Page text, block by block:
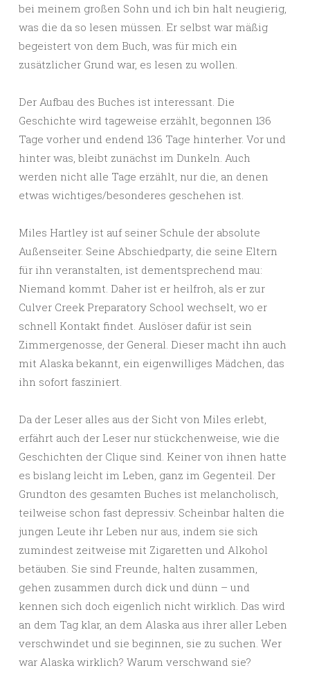
bei meinem großen Sohn und ich bin halt neugierig,
was die da so lesen müssen. Er selbst war mäßig
begeistert von dem Buch, was für mich ein
zusätzlicher Grund war, es lesen zu wollen.
Der Aufbau des Buches ist interessant. Die
Geschichte wird tageweise erzählt, begonnen 136
Tage vorher und endend 136 Tage hinterher. Vor und
hinter was, bleibt zunächst im Dunkeln. Auch
werden nicht alle Tage erzählt, nur die, an denen
etwas wichtiges/besonderes geschehen ist.
Miles Hartley ist auf seiner Schule der absolute
Außenseiter. Seine Abschiedparty, die seine Eltern
für ihn veranstalten, ist dementsprechend mau:
Niemand kommt. Daher ist er heilfroh, als er zur
Culver Creek Preparatory School wechselt, wo er
schnell Kontakt findet. Auslöser dafür ist sein
Zimmergenosse, der General. Dieser macht ihn auch
mit Alaska bekannt, ein eigenwilliges Mädchen, das
ihn sofort fasziniert.
Da der Leser alles aus der Sicht von Miles erlebt,
erfährt auch der Leser nur stückchenweise, wie die
Geschichten der Clique sind. Keiner von ihnen hatte
es bislang leicht im Leben, ganz im Gegenteil. Der
Grundton des gesamten Buches ist melancholisch,
teilweise schon fast depressiv. Scheinbar halten die
jungen Leute ihr Leben nur aus, indem sie sich
zumindest zeitweise mit Zigaretten und Alkohol
betäuben. Sie sind Freunde, halten zusammen,
gehen zusammen durch dick und dünn – und
kennen sich doch eigenlich nicht wirklich. Das wird
an dem Tag klar, an dem Alaska aus ihrer aller Leben
verschwindet und sie beginnen, sie zu suchen. Wer
war Alaska wirklich? Warum verschwand sie?